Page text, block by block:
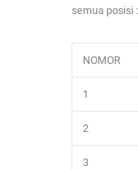
semua posisi :
NOMOR
1
2
3